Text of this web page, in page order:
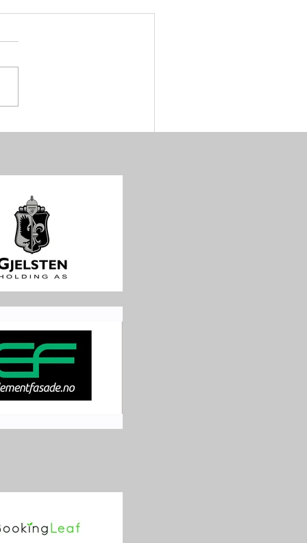
dager igjen til EEF